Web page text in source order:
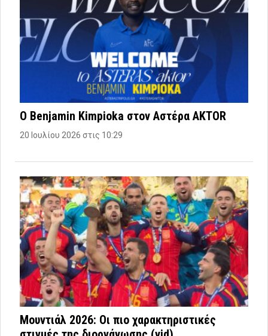
Ο Benjamin Kimpioka στον Αστέρα AKTOR
20 Ιουλίου 2026 στις 10:29
Μουντιάλ 2026: Οι πιο χαρακτηριστικές